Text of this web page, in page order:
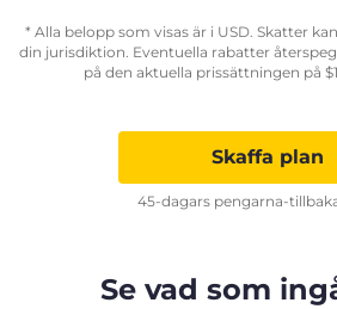
* Alla belopp som visas är i USD. Skatter
din jurisdiktion. Eventuella rabatter
på den aktuella prissättningen på $
Skaffa plan
45-dagars pengarna-
Se vad som